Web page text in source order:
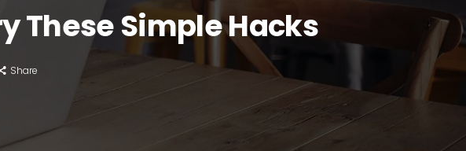
These Simple Hacks
Share